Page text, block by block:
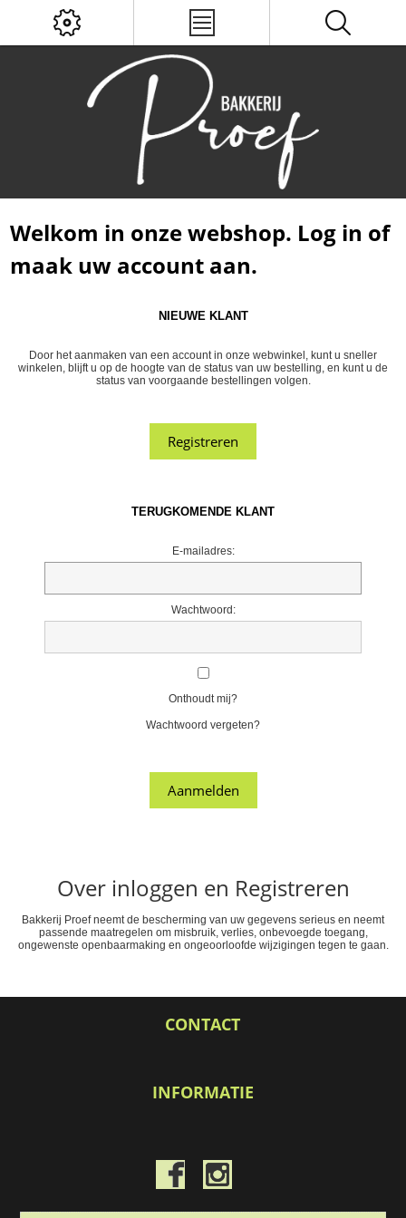
Welkom in onze webshop. Log in of
maak uw account aan.
NIEUWE KLANT
Door het aanmaken van een account in onze webwinkel, kunt u sneller
winkelen, blijft u op de hoogte van de status van uw bestelling, en kunt u de
status van voorgaande bestellingen volgen.
TERUGKOMENDE KLANT
E-mailadres:
Wachtwoord:
Onthoudt mij?
Wachtwoord vergeten?
Over inloggen en Registreren
Bakkerij Proef neemt de bescherming van uw gegevens serieus en neemt
passende maatregelen om misbruik, verlies, onbevoegde toegang,
ongewenste openbaarmaking en ongeoorloofde wijzigingen tegen te gaan.
CONTACT
INFORMATIE